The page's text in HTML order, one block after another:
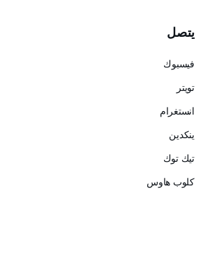
يتصل
فيسبوك
تويتر
انستغرام
ينكدين
تيك توك
كلوب هاوس